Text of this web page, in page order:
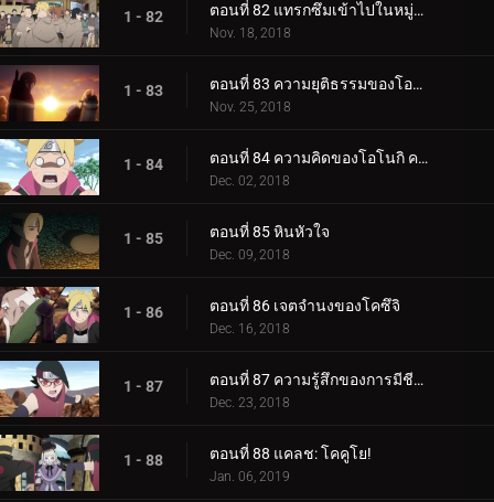
1 - 82 ตอนที่ 82 แทรกซึมเข้าไปในหมู่บ้านหินที่ซ่อนอยู่
Nov. 18, 2018
1 - 83 ตอนที่ 83 ความยุติธรรมของโอโนกิ
Nov. 25, 2018
1 - 84 ตอนที่ 84 ความคิดของโอโนกิ ความคิดของคู
Dec. 02, 2018
1 - 85 ตอนที่ 85 หินหัวใจ
Dec. 09, 2018
1 - 86 ตอนที่ 86 เจตจำนงของโคซึจิ
Dec. 16, 2018
1 - 87 ตอนที่ 87 ความรู้สึกของการมีชีวิต
Dec. 23, 2018
1 - 88 ตอนที่ 88 แคลช: โคคูโย!
Jan. 06, 2019